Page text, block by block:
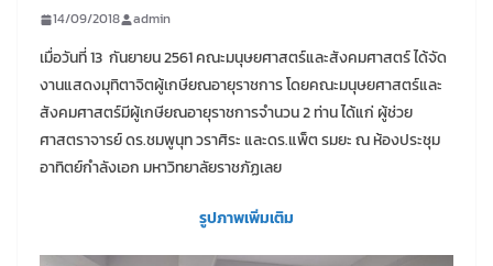
14/09/2018 admin
เมื่อวันที่ 13 กันยายน 2561 คณะมนุษยศาสตร์และสังคมศาสตร์ ได้จัด
งานแสดงมุทิตาจิตผู้เกษียณอายุราชการ โดยคณะมนุษยศาสตร์และ
สังคมศาสตร์มีผู้เกษียณอายุราชการจำนวน 2 ท่าน ได้แก่ ผู้ช่วย
ศาสตราจารย์ ดร.ชมพูนุท วราศิระ และดร.แพ็ต รมยะ ณ ห้องประชุม
อาทิตย์กำลังเอก มหาวิทยาลัยราชภัฏเลย
รูปภาพเพิ่มเติม